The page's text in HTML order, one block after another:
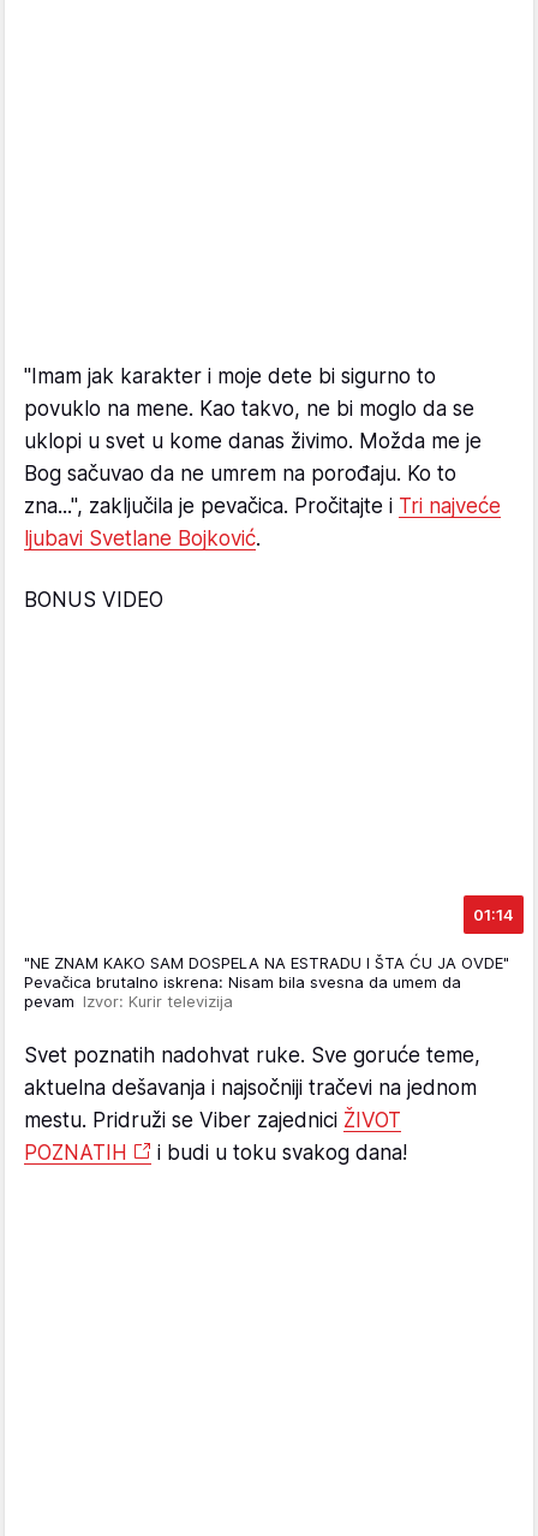
"Imam jak karakter i moje dete bi sigurno to
povuklo na mene. Kao takvo, ne bi moglo da se
uklopi u svet u kome danas živimo. Možda me je
Bog sačuvao da ne umrem na porođaju. Ko to
zna...", zaključila je pevačica. Pročitajte i Tri najveće
ljubavi Svetlane Bojković.
BONUS VIDEO
01:14
"NE ZNAM KAKO SAM DOSPELA NA ESTRADU I ŠTA ĆU JA OVDE"
Pevačica brutalno iskrena: Nisam bila svesna da umem da
pevam Izvor: Kurir televizija
Svet poznatih nadohvat ruke. Sve goruće teme,
aktuelna dešavanja i najsočniji tračevi na jednom
mestu. Pridruži se Viber zajednici ŽIVOT
POZNATIH
i budi u toku svakog dana!